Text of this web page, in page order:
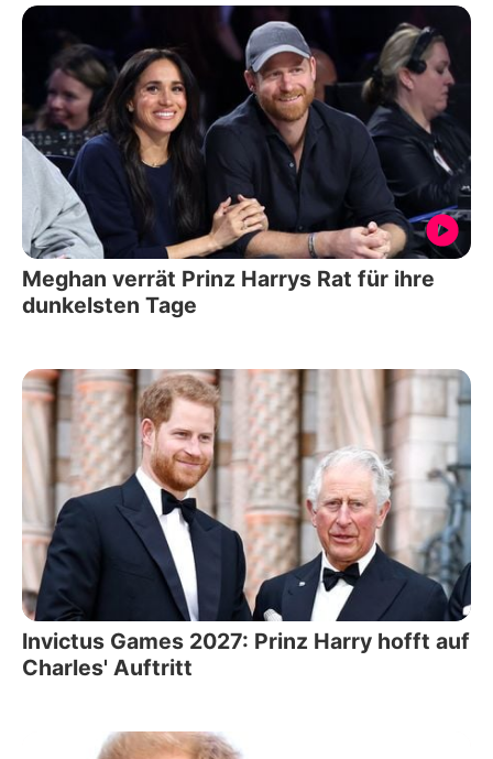
Meghan verrät Prinz Harrys Rat für ihre
dunkelsten Tage
Invictus Games 2027: Prinz Harry hofft auf
Charles' Auftritt